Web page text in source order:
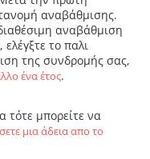
αναβάθμισης.
αναβάθμιση
το παλι
της συνδρομής σας,
ένα έτος.
τότε μπορείτε να
μια άδεια απο το